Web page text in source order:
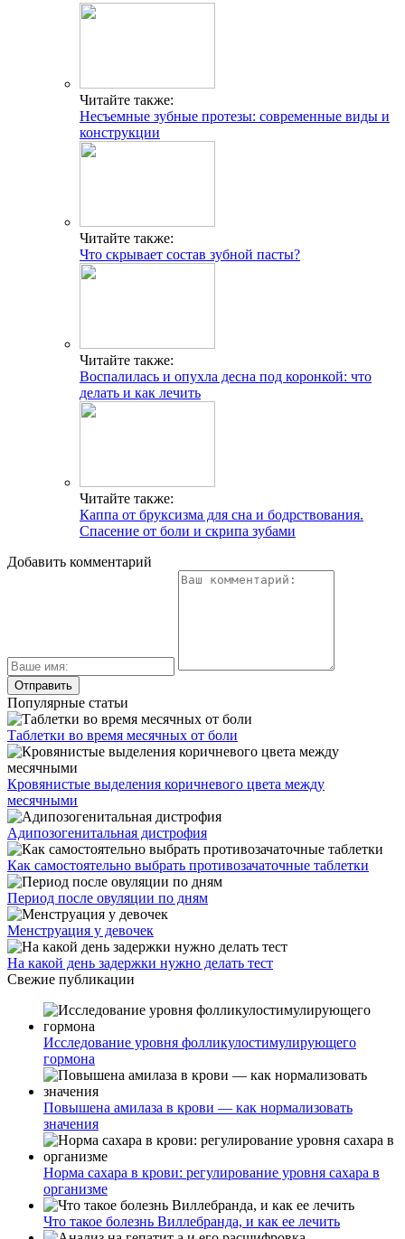
Читайте также:
Несъемные зубные протезы: современные виды и
конструкции
Читайте также:
Что скрывает состав зубной пасты?
Читайте также:
Воспалилась и опухла десна под коронкой: что
делать и как лечить
Читайте также:
Каппа от бруксизма для сна и бодрствования.
Спасение от боли и скрипа зубами
Добавить комментарий
Популярные статьи
Таблетки во время месячных от боли
Кровянистые выделения коричневого цвета между
месячными
Адипозогенитальная дистрофия
Как самостоятельно выбрать противозачаточные таблетки
Период после овуляции по дням
Менструация у девочек
На какой день задержки нужно делать тест
Свежие публикации
Исследование уровня фолликулостимулирующего
гормона
Повышена амилаза в крови — как нормализовать
значения
Норма сахара в крови: регулирование уровня сахара в
организме
Что такое болезнь Виллебранда, и как ее лечить